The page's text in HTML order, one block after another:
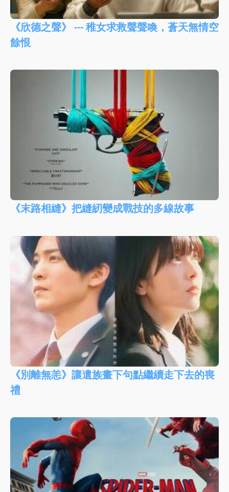
《欣德之聲》 --- 稚女求救聲聲喚，蒼天無情空
餘恨
《末路相縫》把縫紉變成戰技的多線故事
《別離無恙》讓遺族畫下句點繼續走下去的喪
禮